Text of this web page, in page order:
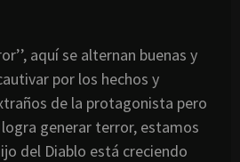
aquí se alternan buenas y
por los hechos y
de la protagonista pero
generar terror, estamos
del Diablo está creciendo